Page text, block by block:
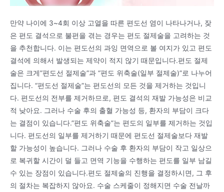
만약 나이에 3~4회 이상 고열을 따른 편도선 염이 나타나거나, 잦
은 편도 결석으로 불편을 겪는 경우는 편도 절제술을 고려하는 것
을 추천합니다. 이는 편도선의 과잉 면역으로 볼 여지가 있고 편도
결석에 의해서 발생되는 제약이 적지 않기 때문입니다.편도 절제
술은 크게”편도선 절제술”과 “편도 위축술(일부 절제술)”로 나누어
집니다. “편도선 절제술”는 편도선의 모든 것을 제거하는 것입니
다. 편도선의 전부를 제거하므로, 편도 결석의 재발 가능성은 비교
적 낮아요. 그러나 수술 후의 출혈 가능성 등, 환자의 부담이 크다
는 결점이 있습니다.”편도 위축술”는 편도의 일부를 제거하는 것입
니다. 편도선의 일부를 제거하기 때문에 편도선 절제술보다 재발
할 가능성이 높습니다. 그러나 수술 후 환자의 부담이 작고 일상으
로 복귀할 시간이 덜 들고 면역 기능을 수행하는 편도를 일부 남길
수 있는 장점이 있습니다.편도 절제술의 진행을 결정하시면, 그 후
의 절차는 복잡하지 않아요. 수술 스케줄이 정해지면 수술 전날까